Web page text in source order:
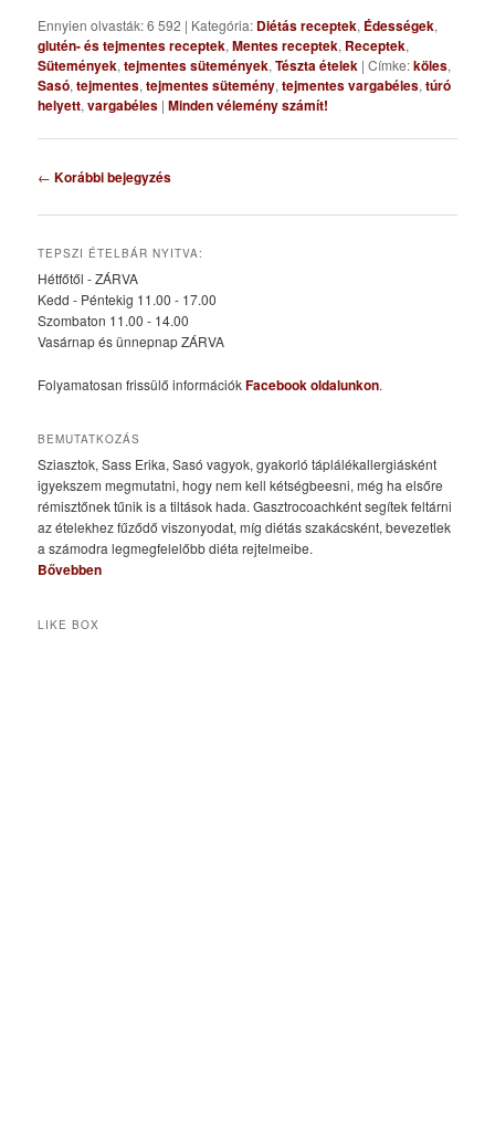
Ennyien olvasták: 6 592 | Kategória: Diétás receptek, Édességek,
glutén- és tejmentes receptek,Mentes receptek, Receptek,
Sütemények,tejmentes sütemények,Tészta ételek |Címke:köles,
Sasó,tejmentes,tejmentes sütemény,tejmentes vargabéles,túró
helyett,vargabéles |Minden vélemény számít!
Bejegyzés
← Korábbi bejegyzés
TEPSZI ÉTELBÁR NYITVA:
Hétfőtől - ZÁRVA
Kedd - Péntekig 11.00 - 17.00
Szombaton 11.00 - 14.00
Vasárnap és ünnepnap ZÁRVA
Folyamatosan frissülő információkFacebook oldalunkon.
BEMUTATKOZÁS
Sziasztok, Sass Erika, Sasó vagyok, gyakorló táplálékallergiásként
igyekszem megmutatni, hogy nem kell kétségbeesni, még ha elsőre
rémisztőnek tűnik is a tiltások hada. Gasztrocoachként segítek feltárni
az ételekhez fűződő viszonyodat, míg diétás szakácsként, bevezetlek
a számodra legmegfelelőbb diéta rejtelmeibe.
Bővebben
LIKE BOX